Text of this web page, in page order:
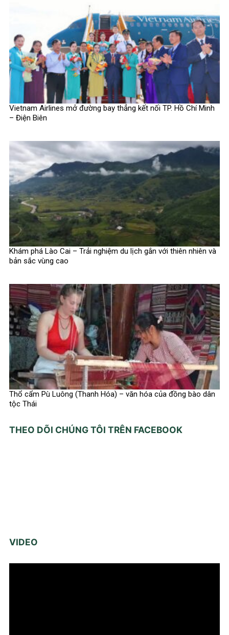
Vietnam Airlines mở đường bay thẳng kết nối TP. Hồ Chí Minh
– Điện Biên
Khám phá Lào Cai – Trải nghiệm du lịch gắn với thiên nhiên và
bản sắc vùng cao
Thổ cẩm Pù Luông (Thanh Hóa) – văn hóa của đồng bào dân
tộc Thái
THEO DÕI CHÚNG TÔI TRÊN FACEBOOK
VIDEO